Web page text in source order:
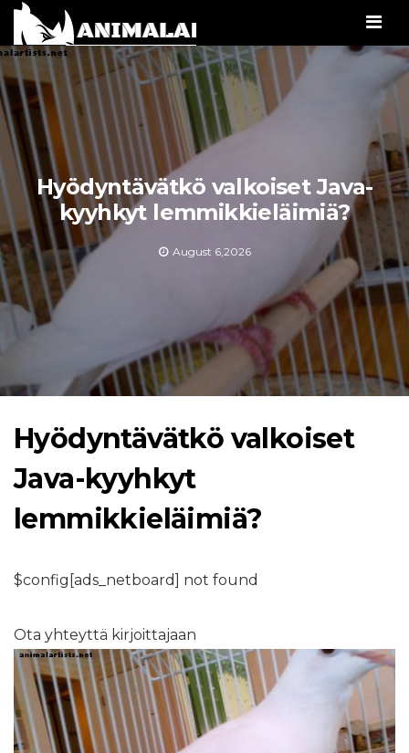
Hyödyntävätkö valkoiset Java-
kyyhkyt lemmikkieläimiä?
August 6,2026
Hyödyntävätkö valkoiset
Java-kyyhkyt
lemmikkieläimiä?
$config[ads_netboard] not found
Ota yhteyttä kirjoittajaan